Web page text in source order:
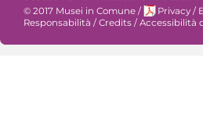
© 2017 Musei in Comune / Privacy /
Responsabilità / Credits / Accessibilità